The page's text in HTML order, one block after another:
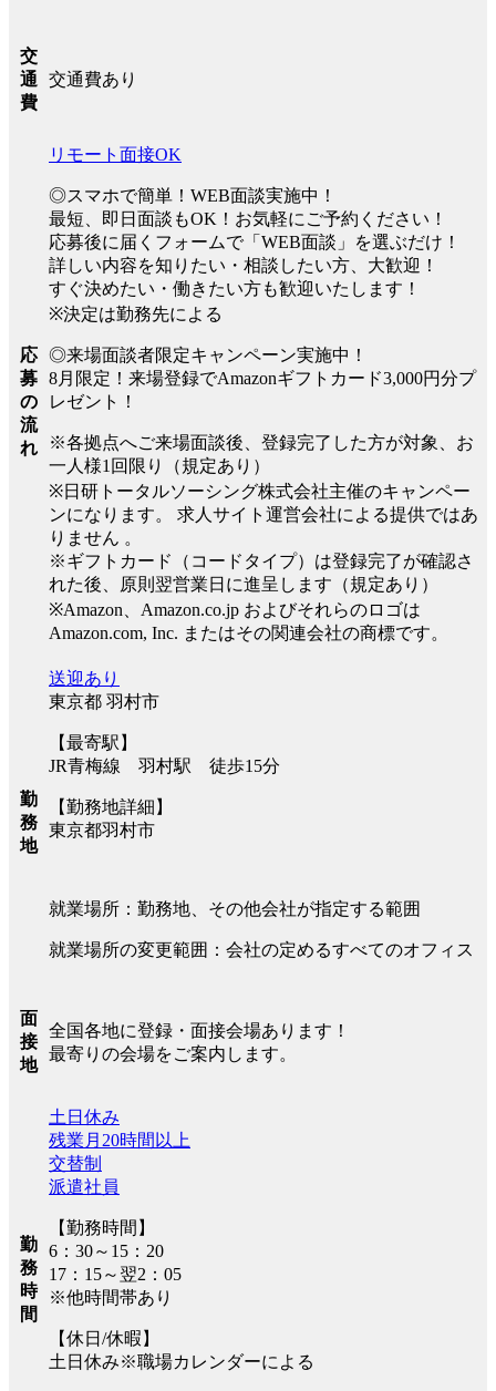
交
通
費
交通費あり
応
募
の
流
れ
リモート面接OK
◎スマホで簡単！WEB面談実施中！
最短、即日面談もOK！お気軽にご予約ください！
応募後に届くフォームで「WEB面談」を選ぶだけ！
詳しい内容を知りたい・相談したい方、大歓迎！
すぐ決めたい・働きたい方も歓迎いたします！
※決定は勤務先による
◎来場面談者限定キャンペーン実施中！
8月限定！来場登録でAmazonギフトカード3,000円分プ
レゼント！
※各拠点へご来場面談後、登録完了した方が対象、お
一人様1回限り（規定あり）
※日研トータルソーシング株式会社主催のキャンペー
ンになります。 求人サイト運営会社による提供ではあ
りません 。
※ギフトカード（コードタイプ）は登録完了が確認さ
れた後、原則翌営業日に進呈します（規定あり）
※Amazon、Amazon.co.jp およびそれらのロゴは
Amazon.com, Inc. またはその関連会社の商標です。
勤
務
地
送迎あり
東京都 羽村市
【最寄駅】
JR青梅線 羽村駅 徒歩15分
【勤務地詳細】
東京都羽村市
就業場所：勤務地、その他会社が指定する範囲
就業場所の変更範囲：会社の定めるすべてのオフィス
面
接
地
全国各地に登録・面接会場あります！
最寄りの会場をご案内します。
勤
務
時
間
土日休み
残業月20時間以上
交替制
派遣社員
【勤務時間】
6：30～15：20
17：15～翌2：05
※他時間帯あり
【休日/休暇】
土日休み※職場カレンダーによる